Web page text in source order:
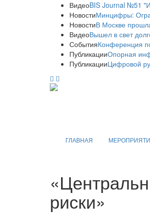
ВидеоBIS Journal №51
НовостиМинцифры:
НовостиВ Москве
ВидеоВышел в свет
СобытияКонференция
ПубликацииОпорная
ПубликацииЦифровой
ГЛАВНАЯ
риски»